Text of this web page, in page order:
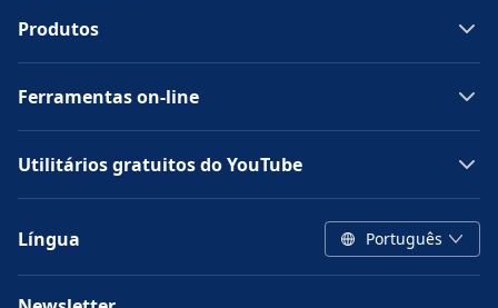
Produtos
Ferramentas on-line
Utilitários gratuitos do YouTube
Língua Português